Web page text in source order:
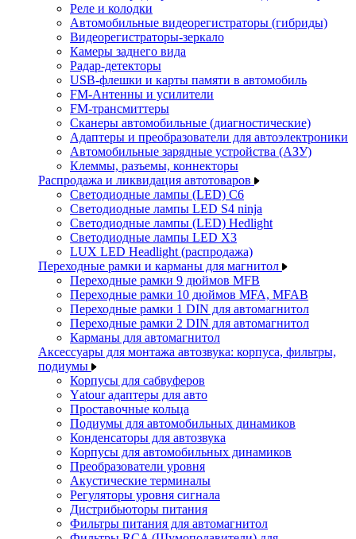
Реле и колодки
Автомобильные видеорегистраторы (гибриды)
Видеорегистраторы-зеркало
Камеры заднего вида
Радар-детекторы
USB-флешки и карты памяти в автомобиль
FM-Антенны и усилители
FM-трансмиттеры
Сканеры автомобильные (диагностические)
Адаптеры и преобразователи для автоэлектроники
Автомобильные зарядные устройства (АЗУ)
Клеммы, разъемы, коннекторы
Распродажа и ликвидация автотоваров
Светодиодные лампы (LED) C6
Светодиодные лампы LED S4 ninja
Светодиодные лампы (LED) Hedlight
Светодиодные лампы LED X3
LUX LED Headlight (распродажа)
Переходные рамки и карманы для магнитол
Переходные рамки 9 дюймов MFB
Переходные рамки 10 дюймов MFA, MFAB
Переходные рамки 1 DIN для автомагнитол
Переходные рамки 2 DIN для автомагнитол
Карманы для автомагнитол
Аксессуары для монтажа автозвука: корпуса, фильтры,
подиумы
Корпусы для сабвуферов
Yаtour адаптеры для авто
Проставочные кольца
Подиумы для автомобильных динамиков
Конденсаторы для автозвука
Корпусы для автомобильных динамиков
Преобразователи уровня
Акустические терминалы
Регуляторы уровня сигнала
Дистрибьюторы питания
Фильтры питания для автомагнитол